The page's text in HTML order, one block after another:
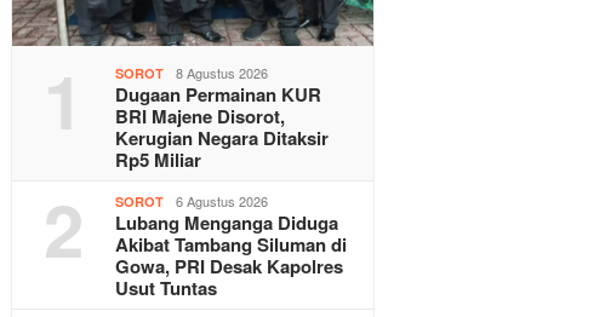
1 SOROT 8 Agustus 2026
Dugaan Permainan KUR
BRI Majene Disorot,
Kerugian Negara Ditaksir
Rp5 Miliar
2 SOROT 6 Agustus 2026
Lubang Menganga Diduga
Akibat Tambang Siluman di
Gowa, PRI Desak Kapolres
Usut Tuntas